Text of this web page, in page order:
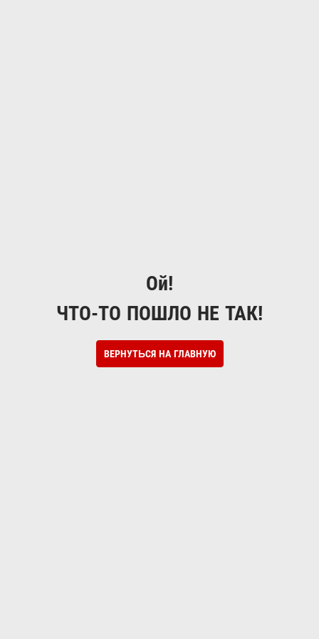
Ой!
ЧТО-ТО ПОШЛО НЕ ТАК!
ВЕРНУТЬСЯ НА ГЛАВНУЮ